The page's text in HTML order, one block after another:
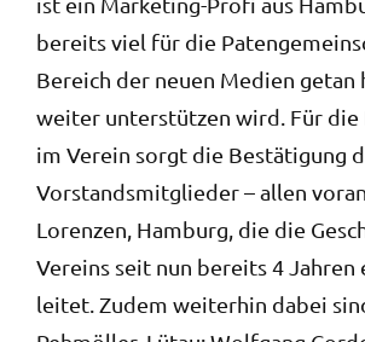
bereits viel für die
Bereich der neuen Medien getan
weiter unterstützen wird. Für
im Verein sorgt die Bestätigung
Vorstandsmitglieder – allen
Lorenzen, Hamburg, die die
Vereins seit nun bereits 4
leitet. Zudem weiterhin dabei